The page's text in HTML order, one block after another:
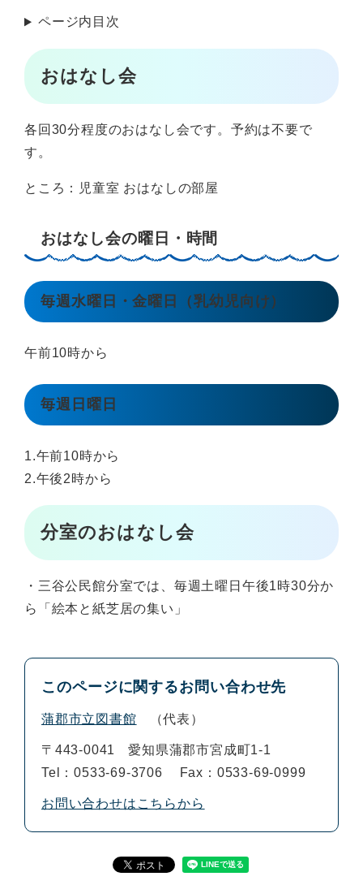
ページ内目次
おはなし会
各回30分程度のおはなし会です。予約は不要で
す。​​
ところ：児童室 おはなしの部屋
おはなし会の曜日・時間
毎週水曜日・金曜日（乳幼児向け）
午前10時から
毎週日曜日
1.午前10時から
2.午後2時から
分室のおはなし会
・三谷公民館分室では、毎週土曜日午後1時30分か
ら「絵本と紙芝居の集い」
このページに関するお問い合わせ先
蒲郡市立図書館 代表
〒443-0041
愛知県蒲郡市宮成町1-1
Tel：0533-69-3706
Fax：0533-69-0999
お問い合わせはこちらから